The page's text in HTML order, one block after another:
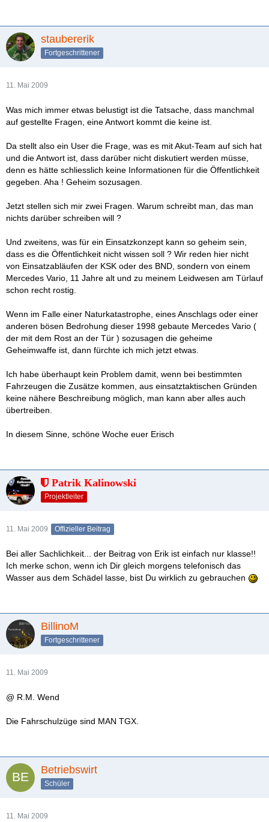
staubererik
Fortgeschrittener
11. Mai 2009
Was mich immer etwas belustigt ist die Tatsache, dass manchmal
auf gestellte Fragen, eine Antwort kommt die keine ist.
Da stellt also ein User die Frage, was es mit Akut-Team auf sich hat
und die Antwort ist, dass darüber nicht diskutiert werden müsse,
denn es hätte schliesslich keine Informationen für die Öffentlichkeit
gegeben. Aha ! Geheim sozusagen.
Jetzt stellen sich mir zwei Fragen. Warum schreibt man, das man
nichts darüber schreiben will ?
Und zweitens, was für ein Einsatzkonzept kann so geheim sein,
dass es die Öffentlichkeit nicht wissen soll ? Wir reden hier nicht
von Einsatzabläufen der KSK oder des BND, sondern von einem
Mercedes Vario, 11 Jahre alt und zu meinem Leidwesen am Türlauf
schon recht rostig.
Wenn im Falle einer Naturkatastrophe, eines Anschlags oder einer
anderen bösen Bedrohung dieser 1998 gebaute Mercedes Vario (
der mit dem Rost an der Tür ) sozusagen die geheime
Geheimwaffe ist, dann fürchte ich mich jetzt etwas.
Ich habe überhaupt kein Problem damit, wenn bei bestimmten
Fahrzeugen die Zusätze kommen, aus einsatztaktischen Gründen
keine nähere Beschreibung möglich, man kann aber alles auch
übertreiben.
In diesem Sinne, schöne Woche euer Erisch
Patrik Kalinowski
Projektleiter
11. Mai 2009 Offizieller Beitrag
Bei aller Sachlichkeit... der Beitrag von Erik ist einfach nur klasse!!
Ich merke schon, wenn ich Dir gleich morgens telefonisch das
Wasser aus dem Schädel lasse, bist Du wirklich zu gebrauchen
BillinoM
Fortgeschrittener
11. Mai 2009
@ R.M. Wend
Die Fahrschulzüge sind MAN TGX.
Betriebswirt
Schüler
11. Mai 2009